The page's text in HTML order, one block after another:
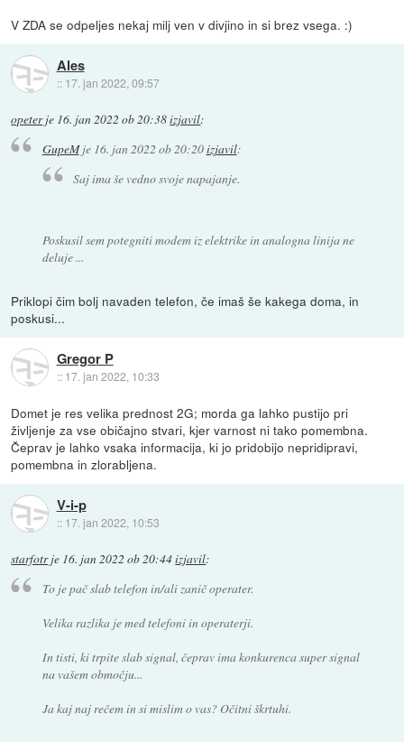
V ZDA se odpeljes nekaj milj ven v divjino in si brez vsega. :)
Ales
:: 17. jan 2022, 09:57
opeterje 16. jan 2022 ob 20:38izjavil:
GupeMje 16. jan 2022 ob 20:20izjavil:
Saj ima še vedno svoje napajanje.
Poskusil sem potegniti modem iz elektrike in analogna linija ne
deluje ...
Priklopi čim bolj navaden telefon, če imaš še kakega doma, in
poskusi...
Gregor P
:: 17. jan 2022, 10:33
Domet je res velika prednost 2G; morda ga lahko pustijo pri
življenje za vse običajno stvari, kjer varnost ni tako pomembna.
Čeprav je lahko vsaka informacija, ki jo pridobijo nepridipravi,
pomembna in zlorabljena.
V-i-p
:: 17. jan 2022, 10:53
starfotrje 16. jan 2022 ob 20:44izjavil:
To je pač slab telefon in/ali zanič operater.
Velika razlika je med telefoni in operaterji.
In tisti, ki trpite slab signal, čeprav ima konkurenca super signal
na vašem območju...
Ja kaj naj rečem in si mislim o vas? Očitni škrtuhi.